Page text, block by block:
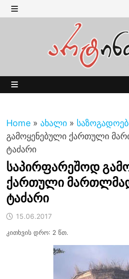
Skip
to MENU
Home » ახალი »
გამოყენებული ქართული
ტაძარი
საპირფარეშოდ
ქართული
ტაძარი
15.06.2017
კითხვის დრო: 2 წთ.